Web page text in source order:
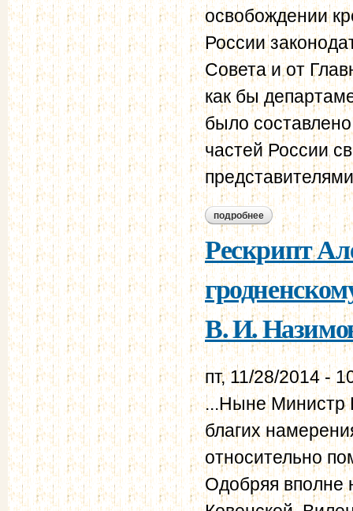
освобождении
России
Совета и от
как бы
было
частей России
подробнее о из мемуаров п.
Рескрипт
В. И.
пт, 11/28/2014 -
...Ныне Министр
благих
относительно
Одобряя вполне